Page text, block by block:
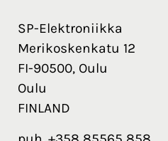
SP-Elektroniikka
Merikoskenkatu 12
FI-90500, Oulu
Oulu
FINLAND